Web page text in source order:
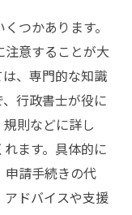
つかあります。
意することが大
、専門的な知識
行政書士が役に
則などに詳し
ます。具体的に
申請手続きの代
ドバイスや支援